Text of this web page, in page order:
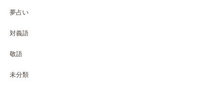
夢占い
対義語
敬語
未分類